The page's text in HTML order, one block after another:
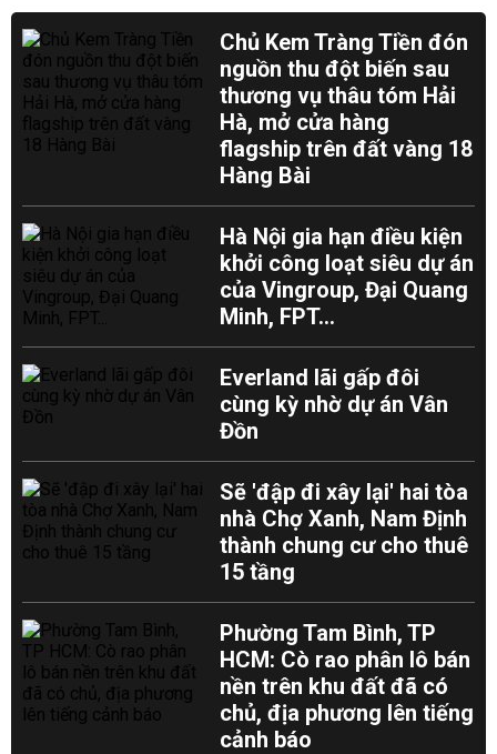
Chủ Kem Tràng Tiền đón
nguồn thu đột biến sau
thương vụ thâu tóm Hải
Hà, mở cửa hàng
flagship trên đất vàng 18
Hàng Bài
Hà Nội gia hạn điều kiện
khởi công loạt siêu dự án
của Vingroup, Đại Quang
Minh, FPT...
Everland lãi gấp đôi
cùng kỳ nhờ dự án Vân
Đồn
Sẽ 'đập đi xây lại' hai tòa
nhà Chợ Xanh, Nam Định
thành chung cư cho thuê
15 tầng
Phường Tam Bình, TP
HCM: Cò rao phân lô bán
nền trên khu đất đã có
chủ, địa phương lên tiếng
cảnh báo